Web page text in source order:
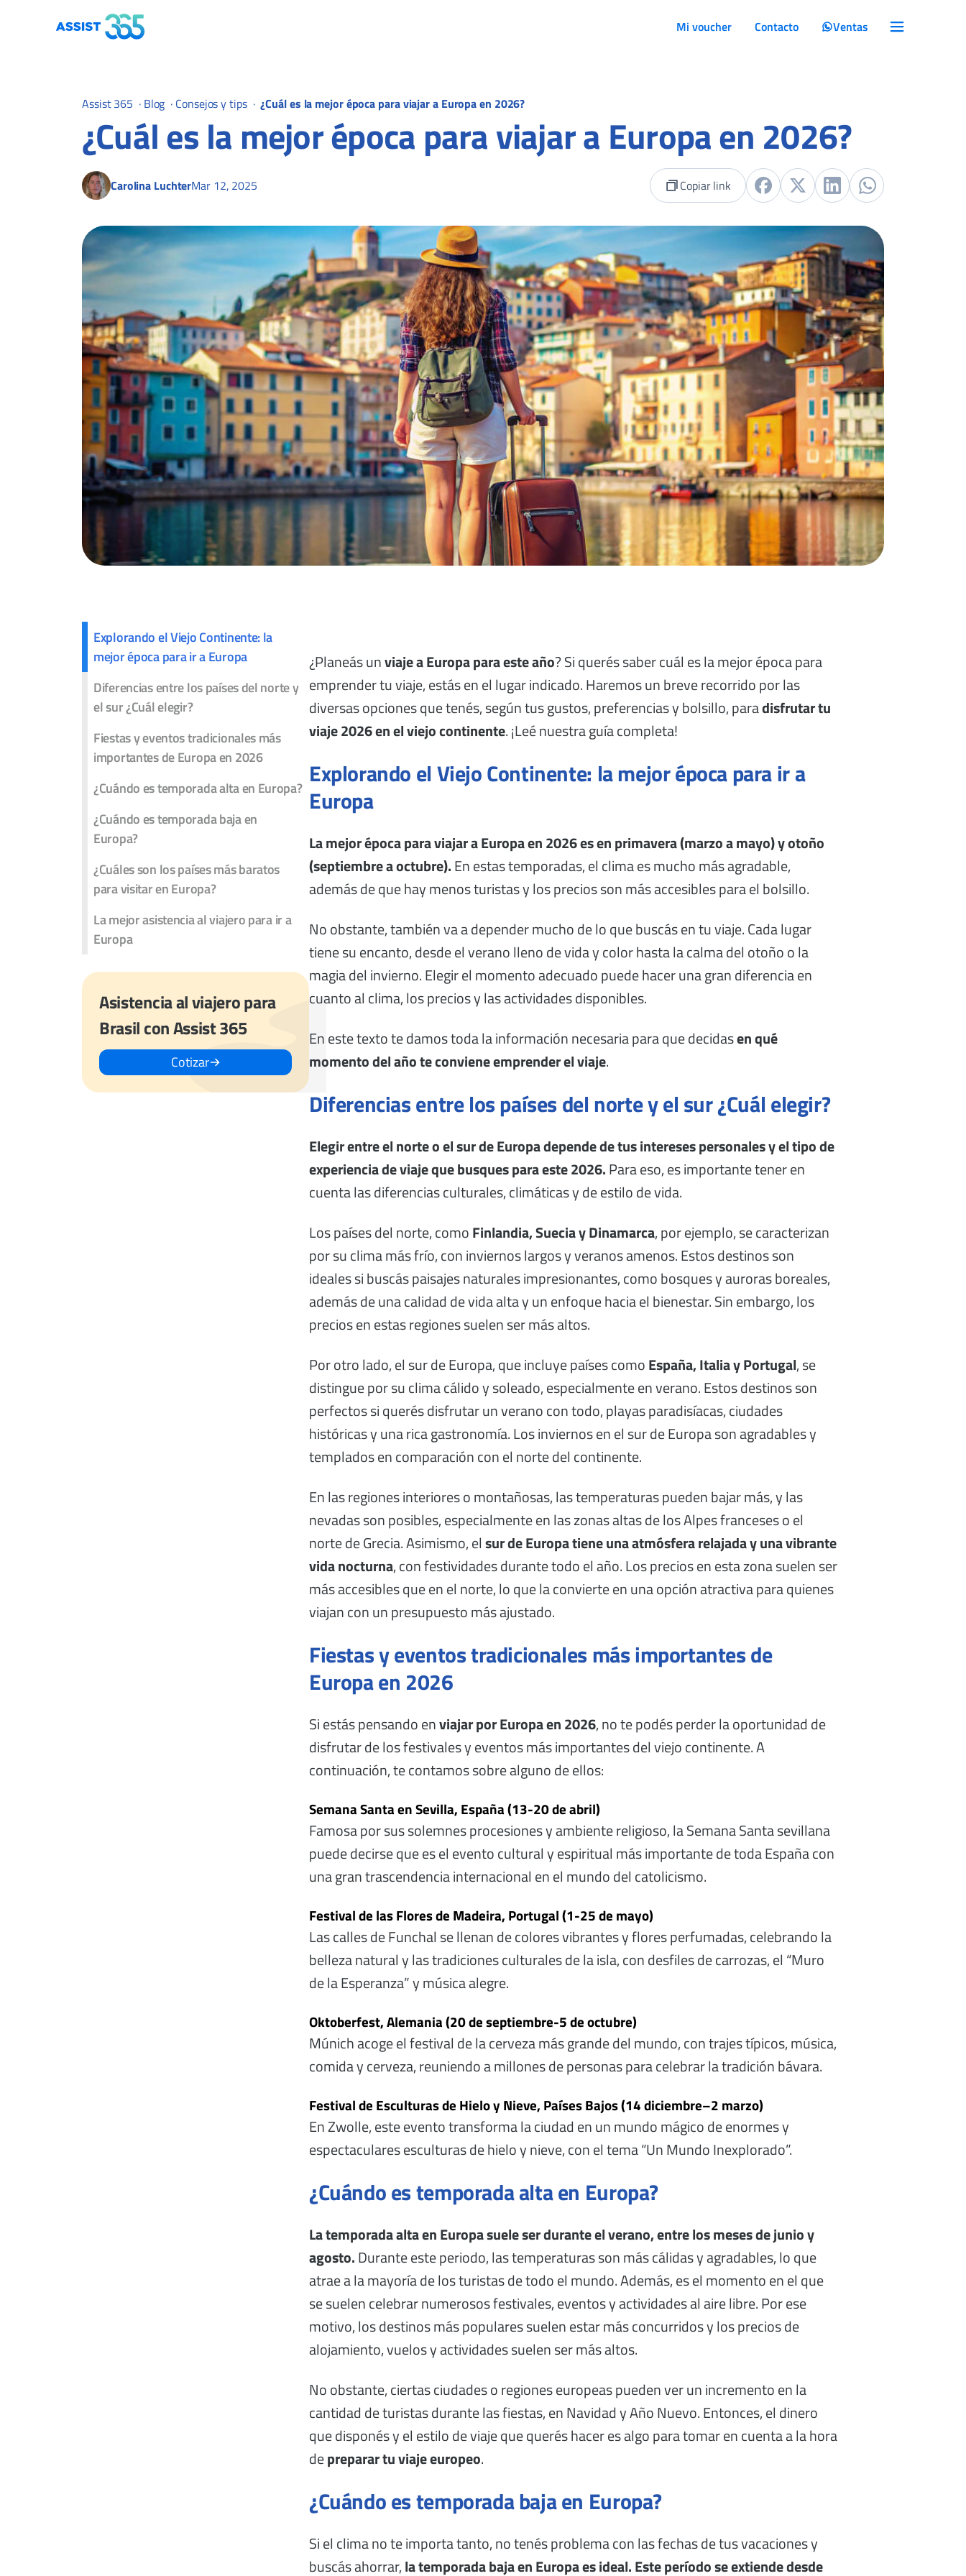
Mi voucher Contacto Ventas
Assist 365 · Blog · Consejos y tips · ¿Cuál es la mejor época para viajar a Europa en 2026?
¿Cuál es la mejor época para viajar a Europa en 2026?
Carolina LuchterMar 12, 2025 Copiar link
Explorando el Viejo Continente: la
mejor época para ir a Europa
Diferencias entre los países del norte y
el sur ¿Cuál elegir?
Fiestas y eventos tradicionales más
importantes de Europa en 2026
¿Cuándo es temporada alta en Europa?
¿Cuándo es temporada baja en
Europa?
¿Cuáles son los países más baratos
para visitar en Europa?
La mejor asistencia al viajero para ir a
Europa
Asistencia al viajero para
Brasil con Assist 365
Cotizar
¿Planeás unviaje a Europa para este año? Si querés saber cuál es la mejor época para
emprender tu viaje, estás en el lugar indicado. Haremos un breve recorrido por las
diversas opciones que tenés, según tus gustos, preferencias y bolsillo, paradisfrutar tu
viaje 2026 en el viejo continente. ¡Leé nuestra guía completa!
Explorando el Viejo Continente: la mejor época para ir a
Europa
La mejor época para viajar a Europa en 2026es en primavera (marzo a mayo) y otoño
(septiembre a octubre).En estas temporadas, el clima es mucho más agradable,
además de que hay menos turistas y los precios son más accesibles para el bolsillo.
No obstante, también va a depender mucho de lo que buscás en tu viaje. Cada lugar
tiene su encanto, desde el verano lleno de vida y color hasta la calma del otoño o la
magia del invierno. Elegir el momento adecuado puede hacer una gran diferencia en
cuanto al clima, los precios y las actividades disponibles.
En este texto te damos toda la información necesaria para que decidasen qué
momento del año te conviene emprender el viaje.
Diferencias entre los países del norte y el sur ¿Cuál elegir?
Elegir entre el norte o el sur de Europadepende de tus intereses personales y el tipo de
experiencia de viaje que busques para este 2026.Para eso, es importante tener en
cuenta las diferencias culturales, climáticas y de estilo de vida.
Los países del norte, comoFinlandia, Suecia y Dinamarca, por ejemplo, se caracterizan
por su clima más frío, con inviernos largos y veranos amenos. Estos destinos son
ideales si buscás paisajes naturales impresionantes, como bosques y auroras boreales,
además de una calidad de vida alta y un enfoque hacia el bienestar. Sin embargo, los
precios en estas regiones suelen ser más altos.
Por otro lado, el sur de Europa, que incluye países comoEspaña, Italia y Portugal, se
distingue por su clima cálido y soleado, especialmente en verano. Estos destinos son
perfectos si querés disfrutar un verano con todo, playas paradisíacas, ciudades
históricas y una rica gastronomía. Los inviernos en el sur de Europa son agradables y
templados en comparación con el norte del continente.
En las regiones interiores o montañosas, las temperaturas pueden bajar más, y las
nevadas son posibles, especialmente en las zonas altas de los Alpes franceses o el
norte de Grecia. Asimismo, elsur de Europa tiene una atmósfera relajada y una vibrante
vida nocturna, con festividades durante todo el año. Los precios en esta zona suelen ser
más accesibles que en el norte, lo que la convierte en una opción atractiva para quienes
viajan con un presupuesto más ajustado.
Fiestas y eventos tradicionales más importantes de
Europa en 2026
Si estás pensando enviajar por Europa en 2026, no te podés perder la oportunidad de
disfrutar de los festivales y eventos más importantes del viejo continente. A
continuación, te contamos sobre alguno de ellos:
Semana Santa en Sevilla, España (13-20 de abril)
Famosa por sus solemnes procesiones y ambiente religioso, la Semana Santa sevillana
puede decirse que es el evento cultural y espiritual más importante de toda España con
una gran trascendencia internacional en el mundo del catolicismo.
Festival de las Flores de Madeira, Portugal (1-25 de mayo)
Las calles de Funchal se llenan de colores vibrantes y flores perfumadas, celebrando la
belleza natural y las tradiciones culturales de la isla, con desfiles de carrozas, el “Muro
de la Esperanza” y música alegre.
Oktoberfest, Alemania (20 de septiembre-5 de octubre)
Múnich acoge el festival de la cerveza más grande del mundo, con trajes típicos, música,
comida y cerveza, reuniendo a millones de personas para celebrar la tradición bávara.
Festival de Esculturas de Hielo y Nieve, Países Bajos (14 diciembre–2 marzo)
En Zwolle, este evento transforma la ciudad en un mundo mágico de enormes y
espectaculares esculturas de hielo y nieve, con el tema “Un Mundo Inexplorado”.
¿Cuándo es temporada alta en Europa?
La temporada alta en Europa suele ser durante el verano, entre los meses de junio y
agosto.Durante este periodo, las temperaturas son más cálidas y agradables, lo que
atrae a la mayoría de los turistas de todo el mundo. Además, es el momento en el que
se suelen celebrar numerosos festivales, eventos y actividades al aire libre. Por ese
motivo, los destinos más populares suelen estar más concurridos y los precios de
alojamiento, vuelos y actividades suelen ser más altos.
No obstante, ciertas ciudades o regiones europeas pueden ver un incremento en la
cantidad de turistas durante las fiestas, en Navidad y Año Nuevo. Entonces, el dinero
que disponés y el estilo de viaje que querés hacer es algo para tomar en cuenta a la hora
depreparar tu viaje europeo.
¿Cuándo es temporada baja en Europa?
Si el clima no te importa tanto, no tenés problema con las fechas de tus vacaciones y
buscás ahorrar,la temporada baja en Europa es ideal. Este período se extiende desde